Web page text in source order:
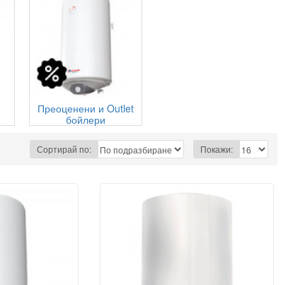
Преоценени и Outlet
бойлери
Сортирай по: Покажи: